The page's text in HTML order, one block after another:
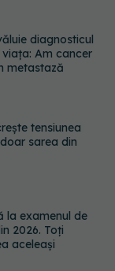
tensiunea
sarea din
examenul de
2026. Toți
aceleași